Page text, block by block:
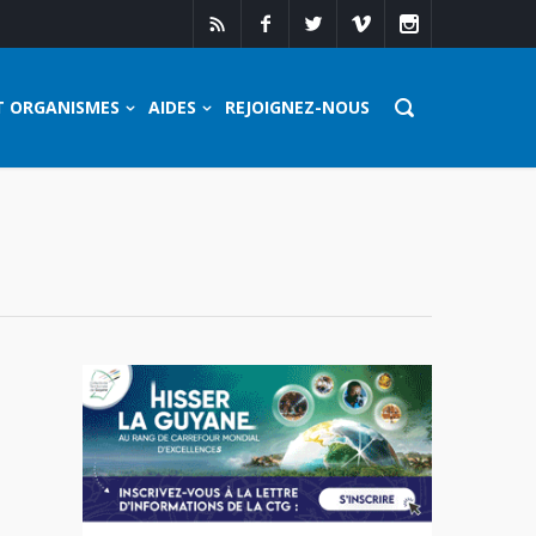
ORGANISMES AIDES REJOIGNEZ-NOUS